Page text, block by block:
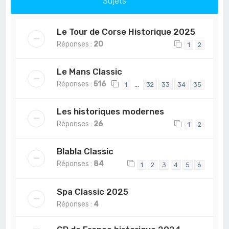
Le Tour de Corse Historique 2025
Réponses : 20 1 2
Le Mans Classic
Réponses :516 1 … 32 33 34 35
Les historiques modernes
Réponses : 26 1 2
Blabla Classic
Réponses : 84 1 2 3 4 5 6
Spa Classic 2025
Réponses : 4